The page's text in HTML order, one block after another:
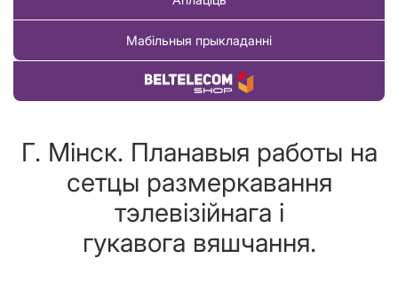
Мабільныя прыкладанні
Купіць тавар
Г. Мінск. Планавыя работы на
сетцы размеркавання
тэлевізійнага і
гукавога вяшчання.